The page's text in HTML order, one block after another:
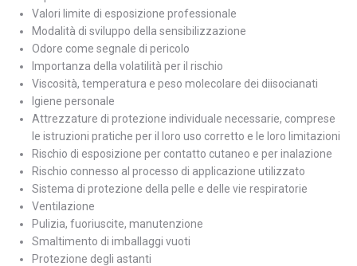
Valori limite di esposizione professionale
Modalità di sviluppo della sensibilizzazione
Odore come segnale di pericolo
Importanza della volatilità per il rischio
Viscosità, temperatura e peso molecolare dei diisocianati
Igiene personale
Attrezzature di protezione individuale necessarie, comprese
le istruzioni pratiche per il loro uso corretto e le loro limitazioni
Rischio di esposizione per contatto cutaneo e per inalazione
Rischio connesso al processo di applicazione utilizzato
Sistema di protezione della pelle e delle vie respiratorie
Ventilazione
Pulizia, fuoriuscite, manutenzione
Smaltimento di imballaggi vuoti
Protezione degli astanti